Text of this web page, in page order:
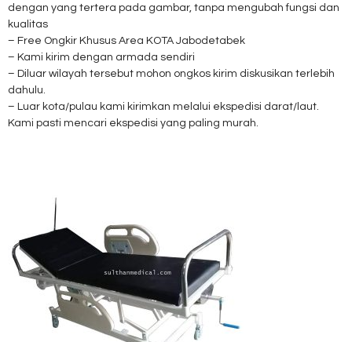
dengan yang tertera pada gambar, tanpa mengubah fungsi dan
kualitas
– Free Ongkir Khusus Area KOTA Jabodetabek
– Kami kirim dengan armada sendiri
– Diluar wilayah tersebut mohon ongkos kirim diskusikan terlebih
dahulu.
– Luar kota/pulau kami kirimkan melalui ekspedisi darat/laut.
Kami pasti mencari ekspedisi yang paling murah.